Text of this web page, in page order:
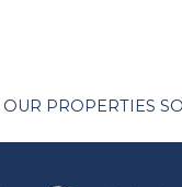
OUR PROPERTIES